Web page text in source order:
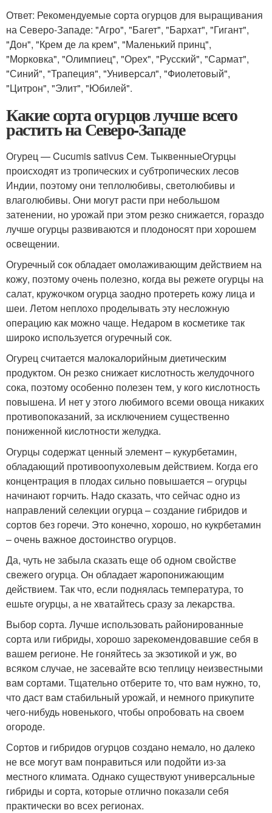
Ответ: Рекомендуемые сорта огурцов для выращивания
на Северо-Западе: "Агро", "Багет", "Бархат", "Гигант",
"Дон", "Крем де ла крем", "Маленький принц",
"Морковка", "Олимпиец", "Орех", "Русский", "Сармат",
"Синий", "Трапеция", "Универсал", "Фиолетовый",
"Цитрон", "Элит", "Юбилей".
Какие сорта огурцов лучше всего
растить на Северо-Западе
Огурец — Cucumis sativus Сем. ТыквенныеОгурцы
происходят из тропических и субтропических лесов
Индии, поэтому они теплолюбивы, светолюбивы и
влаголюбивы. Они могут расти при небольшом
затенении, но урожай при этом резко снижается, гораздо
лучше огурцы развиваются и плодоносят при хорошем
освещении.
Огуречный сок обладает омолаживающим действием на
кожу, поэтому очень полезно, когда вы режете огурцы на
салат, кружочком огурца заодно протереть кожу лица и
шеи. Летом неплохо проделывать эту несложную
операцию как можно чаще. Недаром в косметике так
широко используется огуречный сок.
Огурец считается малокалорийным диетическим
продуктом. Он резко снижает кислотность желудочного
сока, поэтому особенно полезен тем, у кого кислотность
повышена. И нет у этого любимого всеми овоща никаких
противопоказаний, за исключением существенно
пониженной кислотности желудка.
Огурцы содержат ценный элемент – кукурбетамин,
обладающий противоопухолевым действием. Когда его
концентрация в плодах сильно повышается – огурцы
начинают горчить. Надо сказать, что сейчас одно из
направлений селекции огурца – создание гибридов и
сортов без горечи. Это конечно, хорошо, но кукрбетамин
– очень важное достоинство огурцов.
Да, чуть не забыла сказать еще об одном свойстве
свежего огурца. Он обладает жаропонижающим
действием. Так что, если поднялась температура, то
ешьте огурцы, а не хватайтесь сразу за лекарства.
Выбор сорта. Лучше использовать районированные
сорта или гибриды, хорошо зарекомендовавшие себя в
вашем регионе. Не гоняйтесь за экзотикой и уж, во
всяком случае, не засевайте всю теплицу неизвестными
вам сортами. Тщательно отберите то, что вам нужно, то,
что даст вам стабильный урожай, и немного прикупите
чего-нибудь новенького, чтобы опробовать на своем
огороде.
Сортов и гибридов огурцов создано немало, но далеко
не все могут вам понравиться или подойти из-за
местного климата. Однако существуют универсальные
гибриды и сорта, которые отлично показали себя
практически во всех регионах.